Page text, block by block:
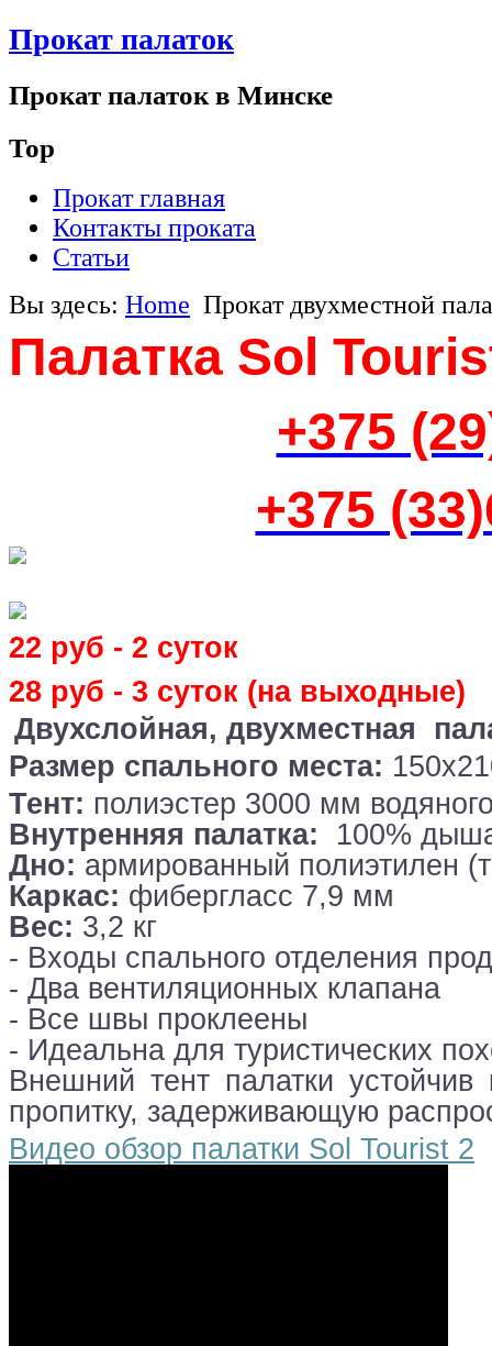
электронные компоненты
Прокат палаток
Прокат палаток в Минске
Top
Прокат главная
Контакты проката
Статьи
Вы здесь: Home Прокат двухместной
Палатка Sol
+375
+375
22 руб - 2 суток
28 руб - 3 суток (на выходные)
Двухслойная, двухместная
Размер спального места:
Тент: полиэстер 3000 мм
Внутренняя палатка:
100%
Дно: армированный полиэтилен
Каркас: фибергласс 7,9 мм
Вес: 3,2 кг
- Входы спального отделения
- Два вентиляционных клапана
- Все швы проклеены
- Идеальна для туристических
Внешний тент палатки
пропитку, задерживающую
Видео обзор палатки Sol Tourist 2